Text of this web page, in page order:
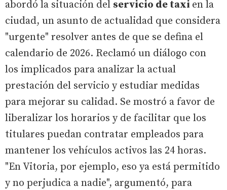
abordó la situación del servicio de taxi en la
ciudad, un asunto de actualidad que considera
"urgente" resolver antes de que se defina el
calendario de 2026. Reclamó un diálogo con
los implicados para analizar la actual
prestación del servicio y estudiar medidas
para mejorar su calidad. Se mostró a favor de
liberalizar los horarios y de facilitar que los
titulares puedan contratar empleados para
mantener los vehículos activos las 24 horas.
"En Vitoria, por ejemplo, eso ya está permitido
y no perjudica a nadie", argumentó, para